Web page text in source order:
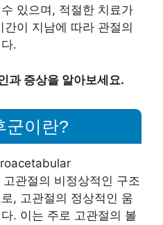
있으며, 적절한 치료가
이 지남에 따라 관절의
.
과 증상을 알아보세요.
군이란?
관절의 비정상적인 구조
, 고관절의 정상적인 움
. 이는 주로 고관절의 볼